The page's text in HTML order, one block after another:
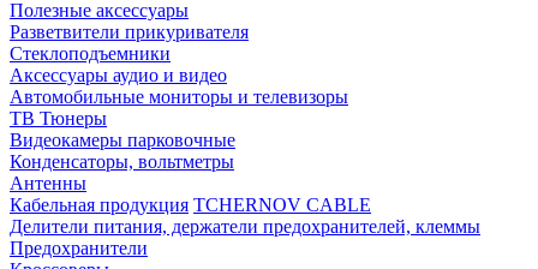
Полезные аксессуары
Разветвители прикуривателя
Стеклоподъемники
Аксессуары аудио и видео
Автомобильные мониторы и телевизоры
ТВ Тюнеры
Видеокамеры парковочные
Конденсаторы, вольтметры
Антенны
Кабельная продукция TCHERNOV CABLE
Делители питания, держатели предохранителей, клеммы
Предохранители